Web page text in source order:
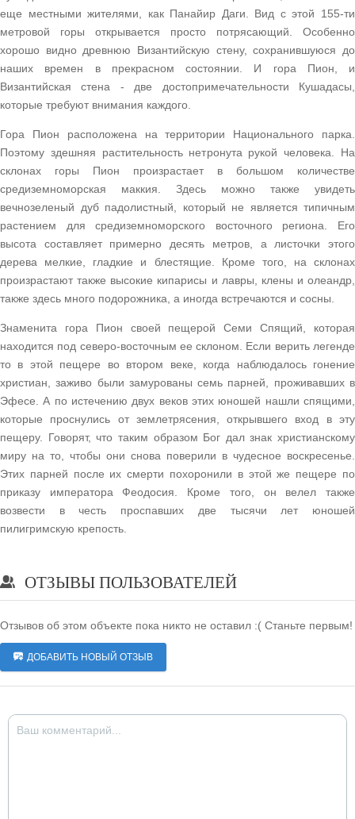
еще местными жителями, как Панайир Даги. Вид с этой 155-ти
метровой горы открывается просто потрясающий. Особенно
хорошо видно древнюю Византийскую стену, сохранившуюся до
наших времен в прекрасном состоянии. И гора Пион, и
Византийская стена - две достопримечательности Кушадасы,
которые требуют внимания каждого.
Гора Пион расположена на территории Национального парка.
Поэтому здешняя растительность нетронута рукой человека. На
склонах горы Пион произрастает в большом количестве
средиземноморская маккия. Здесь можно также увидеть
вечнозеленый дуб падолистный, который не является типичным
растением для средиземноморского восточного региона. Его
высота составляет примерно десять метров, а листочки этого
дерева мелкие, гладкие и блестящие. Кроме того, на склонах
произрастают также высокие кипарисы и лавры, клены и олеандр,
также здесь много подорожника, а иногда встречаются и сосны.
Знаменита гора Пион своей пещерой Семи Спящий, которая
находится под северо-восточным ее склоном. Если верить легенде
то в этой пещере во втором веке, когда наблюдалось гонение
христиан, заживо были замурованы семь парней, проживавших в
Эфесе. А по истечению двух веков этих юношей нашли спящими,
которые проснулись от землетрясения, открывшего вход в эту
пещеру. Говорят, что таким образом Бог дал знак христианскому
миру на то, чтобы они снова поверили в чудесное воскресенье.
Этих парней после их смерти похоронили в этой же пещере по
приказу императора Феодосия. Кроме того, он велел также
возвести в честь проспавших две тысячи лет юношей
пилигримскую крепость.
ОТЗЫВЫ ПОЛЬЗОВАТЕЛЕЙ
Отзывов об этом объекте пока никто не оставил :( Станьте первым!
ДОБАВИТЬ НОВЫЙ ОТЗЫВ